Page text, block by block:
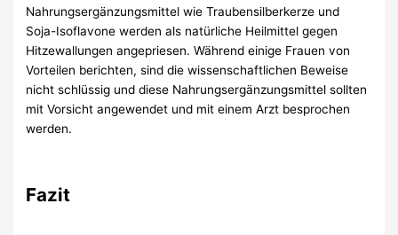
Nahrungsergänzungsmittel wie Traubensilberkerze und
Soja-Isoflavone werden als natürliche Heilmittel gegen
Hitzewallungen angepriesen. Während einige Frauen von
Vorteilen berichten, sind die wissenschaftlichen Beweise
nicht schlüssig und diese Nahrungsergänzungsmittel sollten
mit Vorsicht angewendet und mit einem Arzt besprochen
werden.
Fazit